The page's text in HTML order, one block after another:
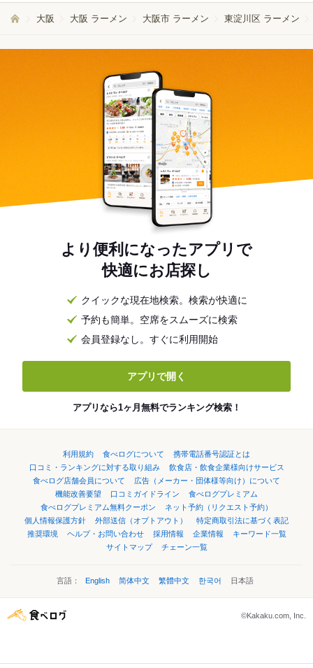
大阪 大阪 ラーメン 大阪市 ラーメン 東淀川区 ラーメン
より便利になったアプリで
快適にお店探し
クイックな現在地検索。検索が快適に
予約も簡単。空席をスムーズに検索
会員登録なし。すぐに利用開始
アプリで開く
アプリなら1ヶ月無料でランキング検索！
利用規約 食べログについて
携帯電話番号認証とは
口コミ・ランキングに対する取り組み
飲食店・飲食企業様向けサービス
食べログ店舗会員について
広告（メーカー・団体様等向け）について
機能改善要望
口コミガイドライン
食べログプレミアム
食べログプレミアム無料クーポン
ネット予約（リクエスト予約）
個人情報保護方針
外部送信（オプトアウト）
特定商取引法に基づく表記
推奨環境
ヘルプ・お問い合わせ 採用情報 企業情報
キーワード一覧
サイトマップ
チェーン一覧
言語： English 简体中文 繁體中文 한국어 日本語
©Kakaku.com, Inc.